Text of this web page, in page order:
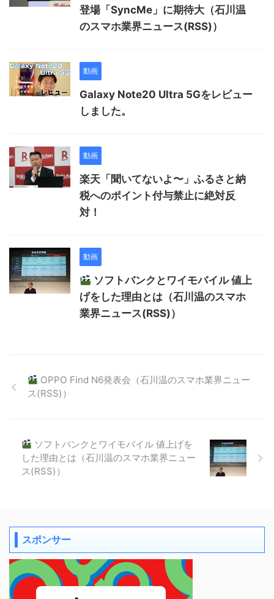
登場「SyncMe」に期待大（石川温
のスマホ業界ニュース(RSS)）
動画
Galaxy Note20 Ultra 5Gをレビュー
しました。
動画
楽天「聞いてないよ〜」ふるさと納
税へのポイント付与禁止に絶対反
対！
動画
ソフトバンクとワイモバイル 値上
げをした理由とは（石川温のスマホ
業界ニュース(RSS)）
OPPO Find N6発表会（石川温のスマホ業界ニュー
ス(RSS)）
ソフトバンクとワイモバイル 値上げを
した理由とは（石川温のスマホ業界ニュー
ス(RSS)）
スポンサー